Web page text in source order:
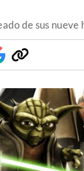
de sus nueve
Copiar
enlace